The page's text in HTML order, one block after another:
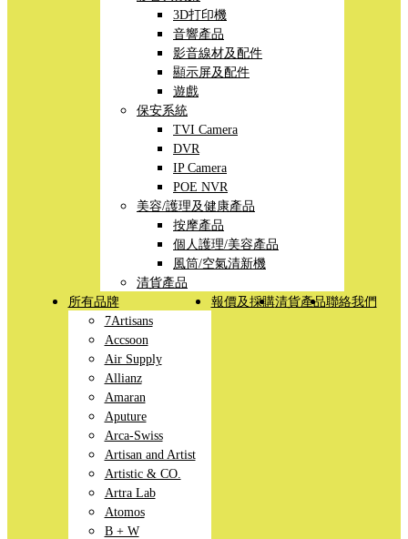
3D打印機
音響產品
影音線材及配件
顯示屏及配件
遊戲
保安系統
TVI Camera
DVR
IP Camera
POE NVR
美容/護理及健康產品
按摩產品
個人護理/美容產品
風筒/空氣清新機
清貨產品
所有品牌
7Artisans
Accsoon
Air Supply
Allianz
Amaran
Aputure
Arca-Swiss
Artisan and Artist
Artistic & CO.
Artra Lab
Atomos
B + W
報價及採購清貨產品聯絡我們